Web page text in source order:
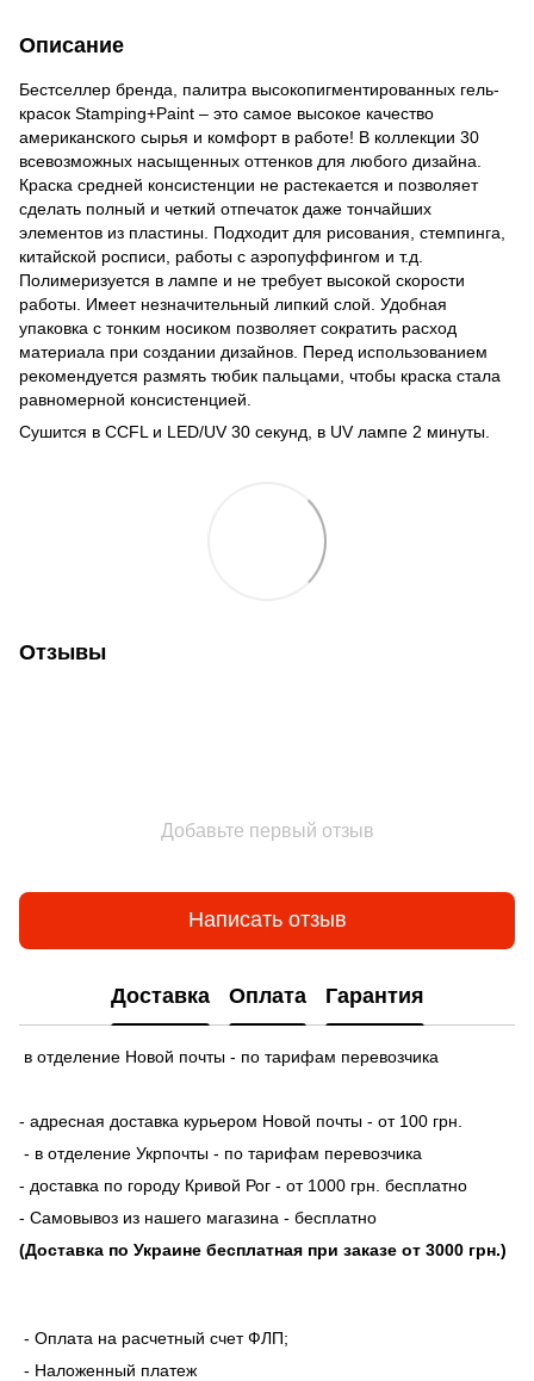
Описание
Бестселлер бренда, палитра высокопигментированных гель-
красок Stamping+Paint – это самое высокое качество
американского сырья и комфорт в работе! В коллекции 30
всевозможных насыщенных оттенков для любого дизайна.
Краска средней консистенции не растекается и позволяет
сделать полный и четкий отпечаток даже тончайших
элементов из пластины. Подходит для рисования, стемпинга,
китайской росписи, работы с аэропуффингом и т.д.
Полимеризуется в лампе и не требует высокой скорости
работы. Имеет незначительный липкий слой. Удобная
упаковка с тонким носиком позволяет сократить расход
материала при создании дизайнов. Перед использованием
рекомендуется размять тюбик пальцами, чтобы краска стала
равномерной консистенцией.
Сушится в CCFL и LED/UV 30 секунд, в UV лампе 2 минуты.
Отзывы
Добавьте первый отзыв
Написать отзыв
Доставка Оплата Гарантия
в отделение Новой почты - по тарифам перевозчика
- адресная доставка курьером Новой почты - от 100 грн.
- в отделение Укрпочты - по тарифам перевозчика
- доставка по городу Кривой Рог - от 1000 грн. бесплатно
- Самовывоз из нашего магазина - бесплатно
(Доставка по Украине бесплатная при заказе от 3000 грн.)
- Оплата на расчетный счет ФЛП;
- Наложенный платеж